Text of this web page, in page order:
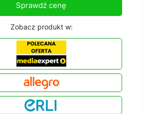
Sprawdź cenę
Zobacz produkt w: